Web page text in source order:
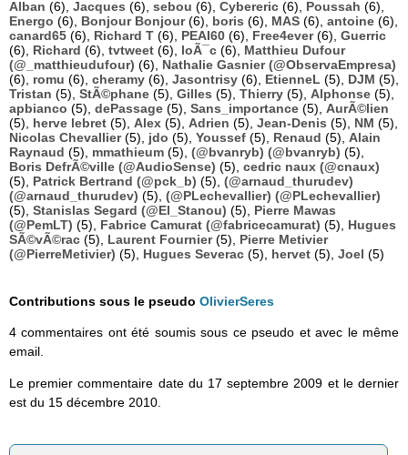
Alban (6), Jacques (6), sebou (6), Cybereric (6), Poussah (6),
Energo (6), Bonjour Bonjour(6), boris (6), MAS (6), antoine (6),
canard65 (6), Richard T (6), PEAI60 (6), Free4ever(6), Guerric
(6), Richard (6), tvtweet (6), loÃ¯c (6), Matthieu Dufour
(@_matthieudufour) (6), Nathalie Gasnier (@ObservaEmpresa)
(6), romu (6), cheramy (6), Jasontrisy (6), EtienneL (5), DJM (5),
Tristan (5), StÃ©phane (5), Gilles (5), Thierry (5), Alphonse (5),
apbianco (5), dePassage (5), Sans_importance (5), AurÃ©lien
(5), herve lebret (5), Alex (5), Adrien (5), Jean-Denis (5), NM (5),
Nicolas Chevallier(5), jdo (5), Youssef (5), Renaud (5), Alain
Raynaud (5), mmathieum (5), (@bvanryb) (@bvanryb) (5),
Boris DefrÃ©ville (@AudioSense) (5), cedric naux (@cnaux)
(5), Patrick Bertrand (@pck_b) (5), (@arnaud_thurudev)
(@arnaud_thurudev) (5), (@PLechevallier) (@PLechevallier)
(5), Stanislas Segard (@El_Stanou) (5), Pierre Mawas
(@PemLT) (5), Fabrice Camurat (@fabricecamurat) (5), Hugues
SÃ©vÃ©rac (5), Laurent Fournier(5), Pierre Metivier
(@PierreMetivier) (5), Hugues Severac (5), hervet (5), Joel (5)
Contributions sous le pseudo OlivierSeres
4 commentaires ont été soumis sous ce pseudo et avec le même
email.
Le premier commentaire date du 17 septembre 2009 et le dernier
est du 15 décembre 2010.